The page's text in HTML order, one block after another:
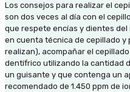
Los consejos para realizar el
son dos veces al día con el
que respete encías y dientes
en cuenta técnica de cepillado y
realizan), acompañar el
dentífrico utilizando la cantidad
un guisante y que contenga un
recomendado de 1.450 ppm de